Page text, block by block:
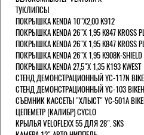
ТУКЛИПСЫ
ПОКРЫШКА KENDA 10"Х2,00 K912
ПОКРЫШКА KENDA 26"Х 1,95 K847 KROSS
ПОКРЫШКА KENDA 26"Х 1,95 K847 KROSS
ПОКРЫШКА KENDA 26"Х 1,95 K908K-SHIELD
ПОКРЫШКА KENDA 27,5"Х 1,35 K193 KWEST
СТЕНД ДЕМОНСТРАЦИОННЫЙ YC-117N
СТЕНД ДЕМОНСТРАЦИОННЫЙ YC-103
СЪЕМНИК КАССЕТЫ "ХЛЫСТ" YC-501A
ЦЕПЕМЕТР (КАЛИБР) CYCLO
КРЫЛЬЯ VELOFLEXX 55 ДЛЯ 28". SKS